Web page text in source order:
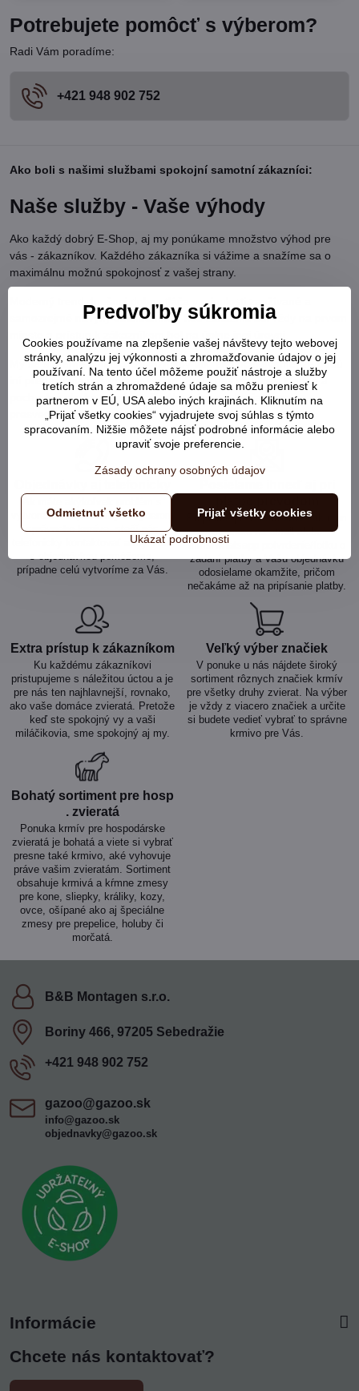
Potrebujete pomôcť s výberom?
Radi Vám poradíme:
+421 948 902 752
Ako boli s našimi službami spokojní samotní zákazníci:
Naše služby - Vaše výhody
Ako každý dobrý E-Shop, aj my ponúkame množstvo výhod pre
vás - zákazníkov. Každého zákazníka si vážime a snažíme sa o
maximálnu možnú spokojnosť z vašej strany.
Moderný trend dnešnej doby utláča v minulosti zaužívané a
samozrejmé návyky obchodníkov, kde zákazník bol vždy na prvom
My sa staráme o našich zákazníkov tak, ako očakávame, že budú
iní predajcovia pristupovať k nám. Preto nás vždy teší kladné a
pochvalné slovko od vás, milí zákazníci, a o to viac sme
presvedčení, že sme na správnej ceste.
vytvorením objednávky či výberom
správneho krmiva, stačí nás
telefonicky kontaktovať a my Vám
prípadne celú vytvoríme za Vás.
Pri platbe prevodom stačí, ak nám
odošlete na email alebo
mms/whatsapp potvrdenie/fotku o
zadaní platby a Vašu objednávku
odosielame okamžite, pričom
nečakáme až na pripísanie platby.
Extra prístup k zákazníkom
Ku každému zákazníkovi
pristupujeme s náležitou úctou a je
pre nás ten najhlavnejší, rovnako,
ako vaše domáce zvieratá. Pretože
keď ste spokojný vy a vaši
miláčikovia, sme spokojný aj my.
Veľký výber značiek
V ponuke u nás nájdete široký
sortiment rôznych značiek krmív
pre všetky druhy zvierat. Na výber
je vždy z viacero značiek a určite
si budete vedieť vybrať to správne
krmivo pre Vás.
Bohatý sortiment pre hosp​
. zvieratá
Ponuka krmív pre hospodárske
zvieratá je bohatá a viete si vybrať
presne také krmivo, aké vyhovuje
práve vašim zvieratám. Sortiment
obsahuje krmivá a kŕmne zmesy
pre kone, sliepky, králiky, kozy,
ovce, ošípané ako aj špeciálne
zmesy pre prepelice, holuby či
morčatá.
B&B Montagen s​.r​.o​.
Boriny 466, 97205 Sebedražie
+421 948 902 752
gazoo​@gazoo​.sk
info@gazoo.sk
objednavky@gazoo.sk
Informácie
Chcete nás kontaktovať?
Predvoľby súkromia
Cookies používame na zlepšenie vašej návštevy tejto webovej
stránky, analýzu jej výkonnosti a zhromažďovanie údajov o jej
používaní. Na tento účel môžeme použiť nástroje a služby
tretích strán a zhromaždené údaje sa môžu preniesť k
partnerom v EÚ, USA alebo iných krajinách. Kliknutím na
„Prijať všetky cookies“ vyjadrujete svoj súhlas s týmto
spracovaním. Nižšie môžete nájsť podrobné informácie alebo
upraviť svoje preferencie.
Zásady ochrany osobných údajov
Ukázať podrobnosti
Prijať všetky cookies
Odmietnuť všetko